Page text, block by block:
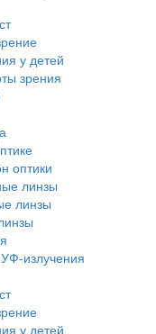
у детей
зрения
оптики
линзы
линзы
излучения
у детей